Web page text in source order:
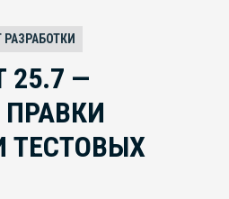
РАЗРАБОТКИ
—
ТЕСТОВЫХ